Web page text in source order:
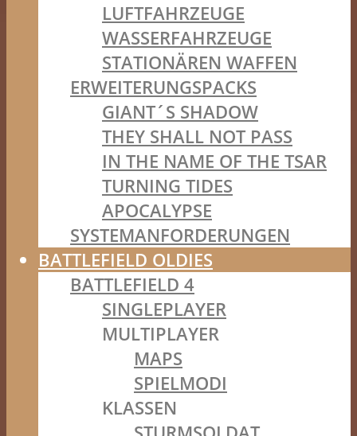
LUFTFAHRZEUGE
WASSERFAHRZEUGE
STATIONÄREN WAFFEN
ERWEITERUNGSPACKS
GIANT´S SHADOW
THEY SHALL NOT PASS
IN THE NAME OF THE TSAR
TURNING TIDES
APOCALYPSE
SYSTEMANFORDERUNGEN
BATTLEFIELD OLDIES
BATTLEFIELD 4
SINGLEPLAYER
MULTIPLAYER
MAPS
SPIELMODI
KLASSEN